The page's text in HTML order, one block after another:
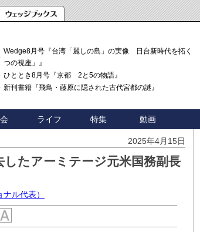
Wedge8月号『台湾「麗しの島」の実像 日台新時代を拓く「3
つの視座」』
ひととき8月号『京都 2と5の物語』
新刊書籍『飛鳥・藤原に隠された古代宮都の謎』
ライフ 特集 動画
2025年4月15日
したアーミテージ元米国務副長
ル代表）